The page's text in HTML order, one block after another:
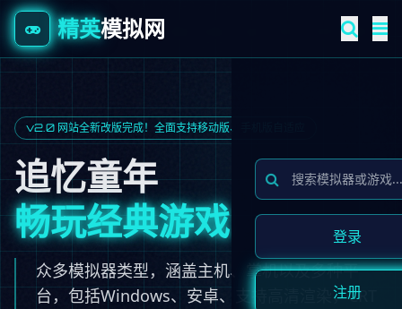
精英模拟网
登录
注册
v2.0 网站全新改版完成！全面支持移动版、手机版自适应
追忆童年
畅玩经典游戏
众多模拟器类型，涵盖主机、掌机以及多种平
台，包括Windows、安卓、支持高清渲染，CRT